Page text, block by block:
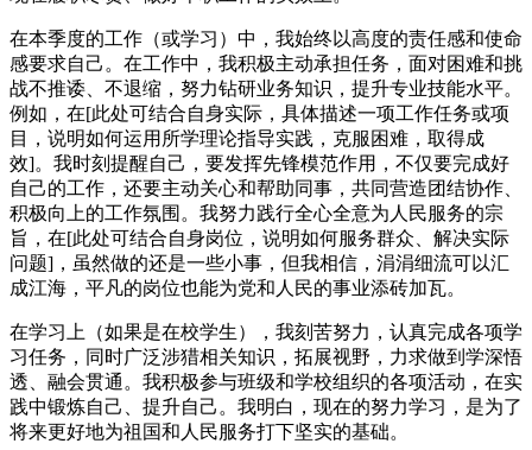
在本季度的工作（或学习）中，我始终以高度的责任感和使命
感要求自己。在工作中，我积极主动承担任务，面对困难和挑
战不推诿、不退缩，努力钻研业务知识，提升专业技能水平。
例如，在[此处可结合自身实际，具体描述一项工作任务或项
目，说明如何运用所学理论指导实践，克服困难，取得成
效]。我时刻提醒自己，要发挥先锋模范作用，不仅要完成好
自己的工作，还要主动关心和帮助同事，共同营造团结协作、
积极向上的工作氛围。我努力践行全心全意为人民服务的宗
旨，在[此处可结合自身岗位，说明如何服务群众、解决实际
问题]，虽然做的还是一些小事，但我相信，涓涓细流可以汇
成江海，平凡的岗位也能为党和人民的事业添砖加瓦。
在学习上（如果是在校学生），我刻苦努力，认真完成各项学
习任务，同时广泛涉猎相关知识，拓展视野，力求做到学深悟
透、融会贯通。我积极参与班级和学校组织的各项活动，在实
践中锻炼自己、提升自己。我明白，现在的努力学习，是为了
将来更好地为祖国和人民服务打下坚实的基础。